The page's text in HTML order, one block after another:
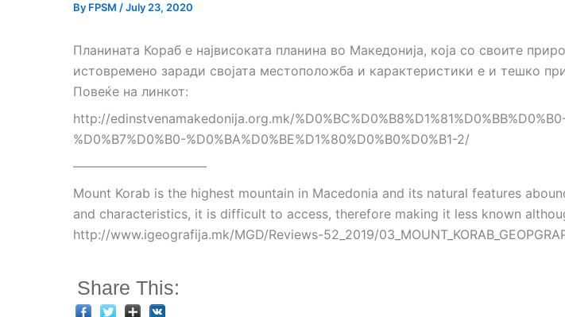
By FPSM /July 23, 2020
Планината Кораб е највисоката планина во Македонија, која со своите
истовремено заради својата местоположба и карактеристики е и тешко
Повеќе на линкот:
http://edinstvenamakedonija.org.mk/
%D0%B7%D0%B0-%D0%BA%D0%BE%D1%80%D0%B0%D0%B1-2/
——————————–
Mount Korab is the highest mountain in Macedonia and its natural features
and characteristics, it is difficult to access, therefore making it less known
http://www.igeografija.mk/MGD/Reviews-52_2019/
Share This: